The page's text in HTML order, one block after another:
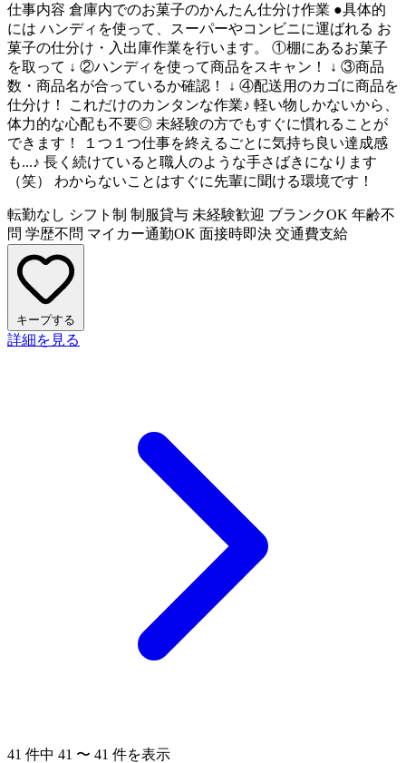
仕事内容 倉庫内でのお菓子のかんたん仕分け作業 ●具体的
には ハンディを使って、スーパーやコンビニに運ばれる お
菓子の仕分け・入出庫作業を行います。 ①棚にあるお菓子
を取って ↓ ②ハンディを使って商品をスキャン！ ↓ ③商品
数・商品名が合っているか確認！ ↓ ④配送用のカゴに商品を
仕分け！ これだけのカンタンな作業♪ 軽い物しかないから、
体力的な心配も不要◎ 未経験の方でもすぐに慣れることが
できます！ １つ１つ仕事を終えるごとに気持ち良い達成感
も...♪ 長く続けていると職人のような手さばきになります
（笑） わからないことはすぐに先輩に聞ける環境です！
転勤なし シフト制 制服貸与 未経験歓迎 ブランクOK 年齢不
問 学歴不問 マイカー通勤OK 面接時即決 交通費支給
キープする
詳細を見る
41 件中 41 〜 41 件を表示